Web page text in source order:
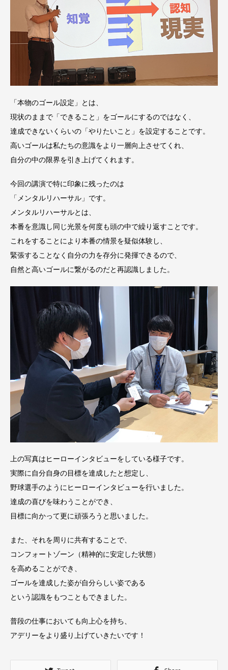
「本物のゴール設定」とは、
現状のままで「できること」をゴールにするのではなく、
達成できないくらいの「やりたいこと」を設定することです。
高いゴールは私たちの意識をより一層向上させてくれ、
自分の中の限界を引き上げてくれます。
今回の講演で特に印象に残ったのは
「メンタルリハーサル」です。
メンタルリハーサルとは、
本番を意識し同じ光景を何度も頭の中で繰り返すことです。
これをすることにより本番の情景を疑似体験し、
緊張することなく自分の力を存分に発揮できるので、
自然と高いゴールに繋がるのだと再認識しました。
上の写真はヒーローインタビューをしている様子です。
実際に自分自身の目標を達成したと想定し、
野球選手のようにヒーローインタビューを行いました。
達成の喜びを味わうことができ、
目標に向かって更に頑張ろうと思いました。
また、それを周りに共有することで、
コンフォートゾーン（精神的に安定した状態）
を高めることができ、
ゴールを達成した姿が自分らしい姿である
という認識をもつこともできました。
普段の仕事においても向上心を持ち、
アデリーをより盛り上げていきたいです！